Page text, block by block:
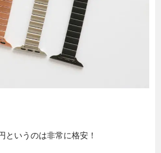
というのは非常に格安！